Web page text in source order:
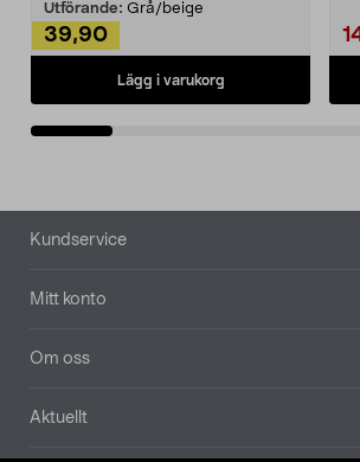
Utförande: Grå/beige
39,90
Lägg i varukorg
Sidfot
Kundservice
Mitt konto
Om oss
Aktuellt